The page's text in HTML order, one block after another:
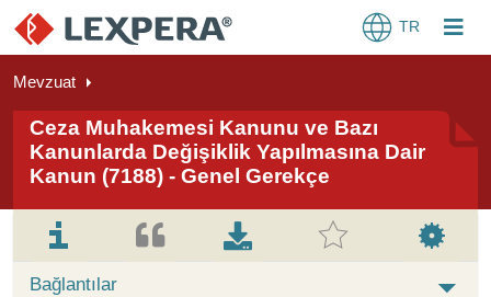
TR
Mevzuat
Ceza Muhakemesi Kanunu ve Bazı
Kanunlarda Değişiklik Yapılmasına Dair
Kanun (7188) - Genel Gerekçe
Bağlantılar